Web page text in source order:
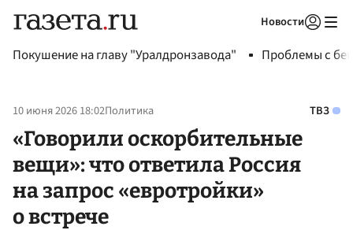
Новости
Покушение на главу "Уралдронзавода" Проблемы с
10 июня 2026 18:02Политика ТВЗ
«Говорили оскорбительные
вещи»: что ответила Россия
на запрос «евротройки»
о встрече